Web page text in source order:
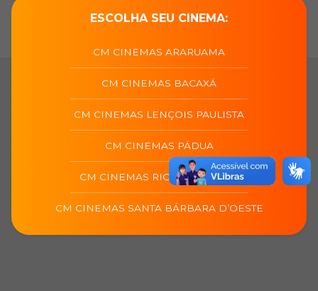
ESCOLHA SEU CINEMA:
CM CINEMAS ARARUAMA
CM CINEMAS BACAXÁ
CM CINEMAS LENÇOIS PAULISTA
CM CINEMAS PÁDUA
CM CINEMAS RIO DAS OSTRAS
CM CINEMAS SANTA BÁRBARA D’OESTE